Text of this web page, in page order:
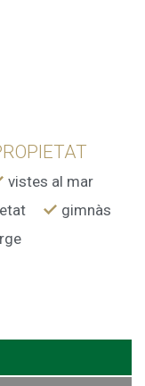
vistes al mar
gimnàs
personals
dels seus
l'usuari.